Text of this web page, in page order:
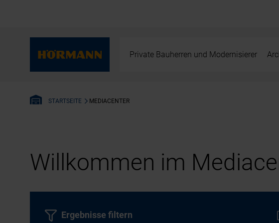
Private Bauherren und Modernisierer
STARTSEITE MEDIACENTER
Willkommen im
Ergebnisse filtern